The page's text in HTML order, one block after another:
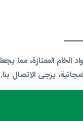
الخام الممتازة، مما
يرجى الاتصال بنا.